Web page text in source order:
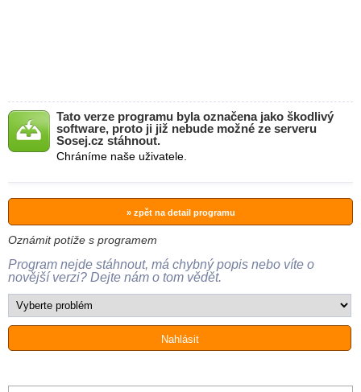
Tato verze programu byla označena jako škodlivý
software, proto ji již nebude možné ze serveru
Sosej.cz stáhnout.
Chráníme naše uživatele.
» zpět na detail programu
Oznámit potíže s programem
Program nejde stáhnout, má chybný popis nebo víte o
novější verzi? Dejte nám o tom vědět.